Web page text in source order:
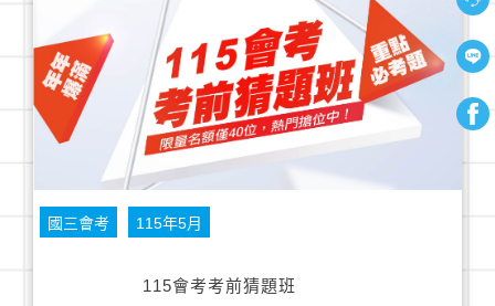
國三會考 115年5月
115會考考前猜題班